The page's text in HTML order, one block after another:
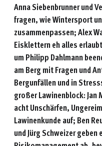
Anna Siebenbrunner und
fragen, wie Wintersport
zusammenpassen; Alex
Eisklettern eh alles
um Philipp Dahlmann
am Berg mit Fragen und
Bergunfällen und in
großer Lawinenblock: Jan
acht Unschärfen,
Lawinenkunde auf; Ben
und Jürg Schweizer geben